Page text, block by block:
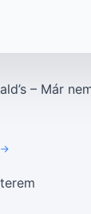
– Már